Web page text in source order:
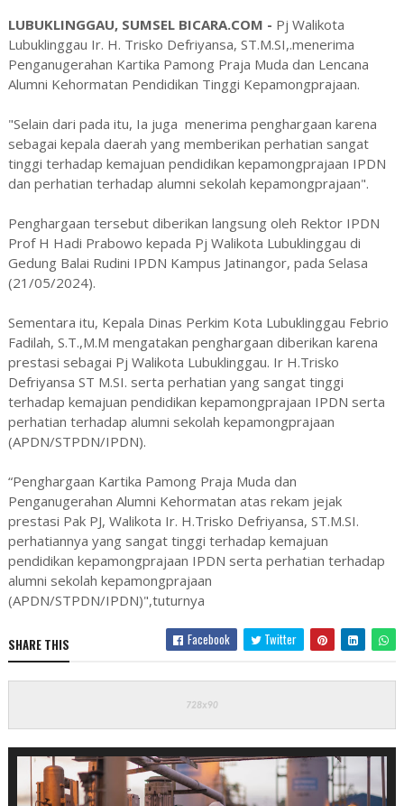
LUBUKLINGGAU, SUMSEL BICARA.COM - Pj Walikota
Lubuklinggau Ir. H. Trisko Defriyansa, ST.M.SI,.menerima
Penganugerahan Kartika Pamong Praja Muda dan Lencana
Alumni Kehormatan Pendidikan Tinggi Kepamongprajaan.
"Selain dari pada itu, Ia juga menerima penghargaan karena
sebagai kepala daerah yang memberikan perhatian sangat
tinggi terhadap kemajuan pendidikan kepamongprajaan IPDN
dan perhatian terhadap alumni sekolah kepamongprajaan".
Penghargaan tersebut diberikan langsung oleh Rektor IPDN
Prof H Hadi Prabowo kepada Pj Walikota Lubuklinggau di
Gedung Balai Rudini IPDN Kampus Jatinangor, pada Selasa
(21/05/2024).
Sementara itu, Kepala Dinas Perkim Kota Lubuklinggau Febrio
Fadilah, S.T.,M.M mengatakan penghargaan diberikan karena
prestasi sebagai Pj Walikota Lubuklinggau. Ir H.Trisko
Defriyansa ST M.SI. serta perhatian yang sangat tinggi
terhadap kemajuan pendidikan kepamongprajaan IPDN serta
perhatian terhadap alumni sekolah kepamongprajaan
(APDN/STPDN/IPDN).
“Penghargaan Kartika Pamong Praja Muda dan
Penganugerahan Alumni Kehormatan atas rekam jejak
prestasi Pak PJ, Walikota Ir. H.Trisko Defriyansa, ST.M.SI.
perhatiannya yang sangat tinggi terhadap kemajuan
pendidikan kepamongprajaan IPDN serta perhatian terhadap
alumni sekolah kepamongprajaan
(APDN/STPDN/IPDN)",tuturnya
SHARE THIS Facebook Twitter